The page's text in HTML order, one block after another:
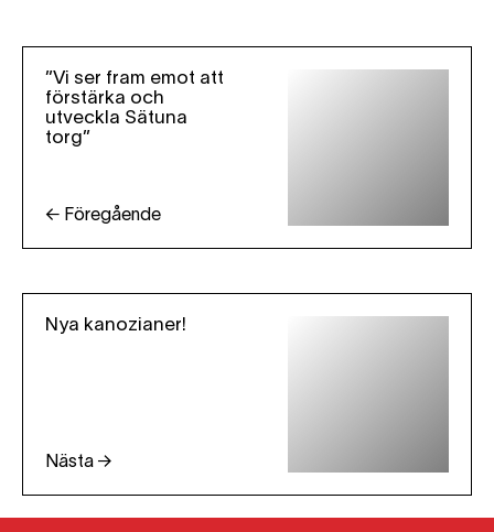
”Vi ser fram emot att
förstärka och
utveckla Sätuna
torg”
← Föregående
Nya kanozianer!
Nästa →